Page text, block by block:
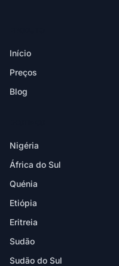
Início
Preços
Blog
Nigéria
África do Sul
Quénia
Etiópia
Eritreia
Sudão
Sudão do Sul